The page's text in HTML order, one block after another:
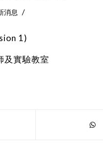
消息 /
1)
及實驗教室